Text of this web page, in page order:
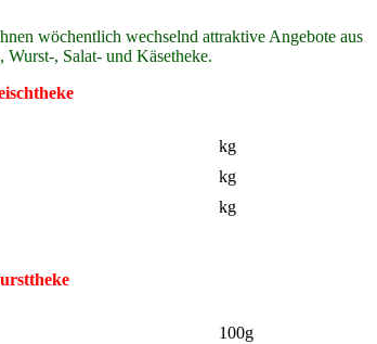
wöchentlich wechselnd attraktive Angebote aus
Wurst-, Salat- und Käsetheke.
kg
kg
kg
100g